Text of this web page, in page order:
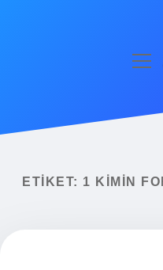
Yasal Uyarı
ETIKET: 1 KIMIN